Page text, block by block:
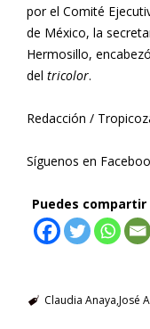
por el Comité
de México, la
Hermosillo,
del tricolor.
Redacción /
Síguenos en
Puedes
Claudia Anaya José